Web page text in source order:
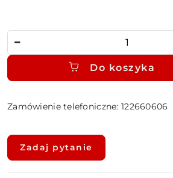
Do koszyka
Zamówienie telefoniczne: 122660606
Dostępność
dostawa
Zadaj pytanie